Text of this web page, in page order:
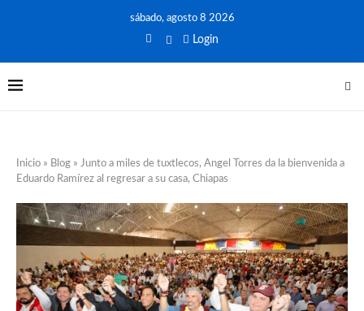
sábado, agosto 8 2026
Login
Inicio » Blog » Junto a miles de tuxtlecos, Angel Torres da la bienvenida a
Eduardo Ramírez al regresar a su casa, Chiapas